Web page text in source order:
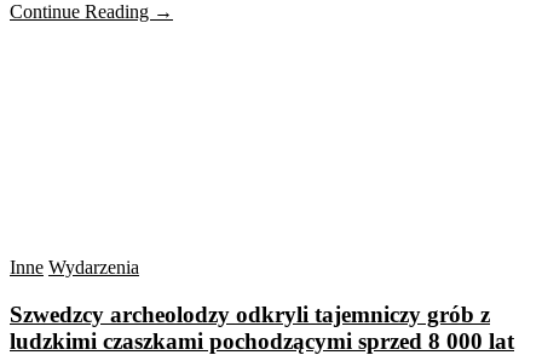
Continue Reading →
Inne Wydarzenia
Szwedzcy archeolodzy odkryli tajemniczy grób z
ludzkimi czaszkami pochodzącymi sprzed 8 000 lat